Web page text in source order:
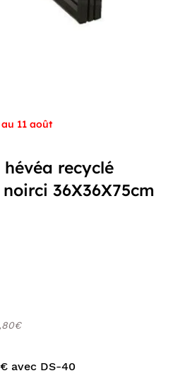
11 août
recyclé
36X36X75cm
avec DS-40